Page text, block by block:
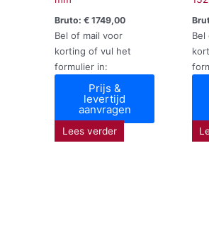
Bruto:€ 1749,00
Bel of mail voor
korting of vul het
formulier in:
Prijs &
levertijd
aanvragen
Lees verder
Bel